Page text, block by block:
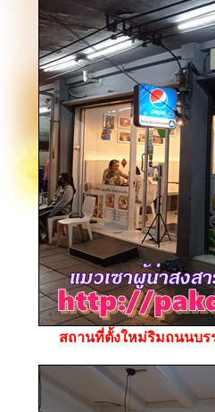
สถานที่ตั้งใหม่ริมถนนบ